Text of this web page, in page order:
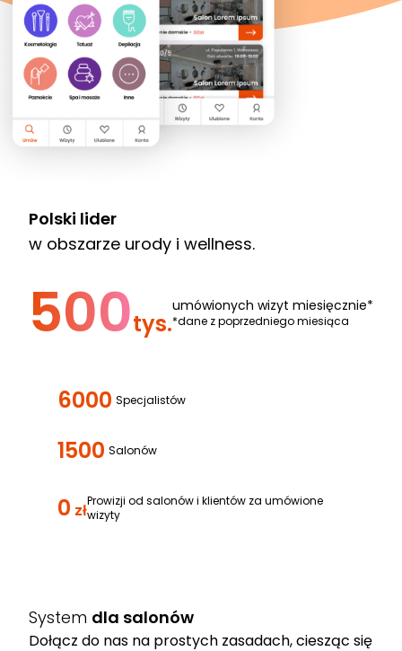
Polski lider
w obszarze urody i wellness.
500tys.
umówionych wizyt miesięcznie*
*dane z poprzedniego miesiąca
6000 Specjalistów
1500 Salonów
0 złProwizji od salonów i klientów za umówione
wizyty
System dla salonów
Dołącz do nas na prostych zasadach, ciesząc się